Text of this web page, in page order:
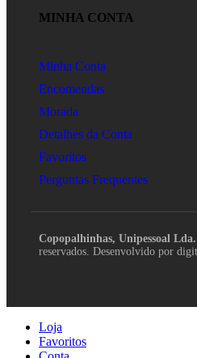
MINHA CONTA
Minha Conta
Encomendas
Morada
Detalhes da Conta
Favoritos
Perguntas Frequentes
Copopalhinhas, Unipessoal Lda.
reservados. Desenvolvido por
Loja
Favoritos